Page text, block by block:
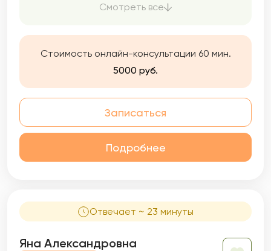
открыто выражать свои чувства и мысли.
Смотреть все
Стоимость онлайн-консультации 60 мин.
5000 руб.
Записаться
Подробнее
Отвечает ~ 23 минуты
Яна Александровна